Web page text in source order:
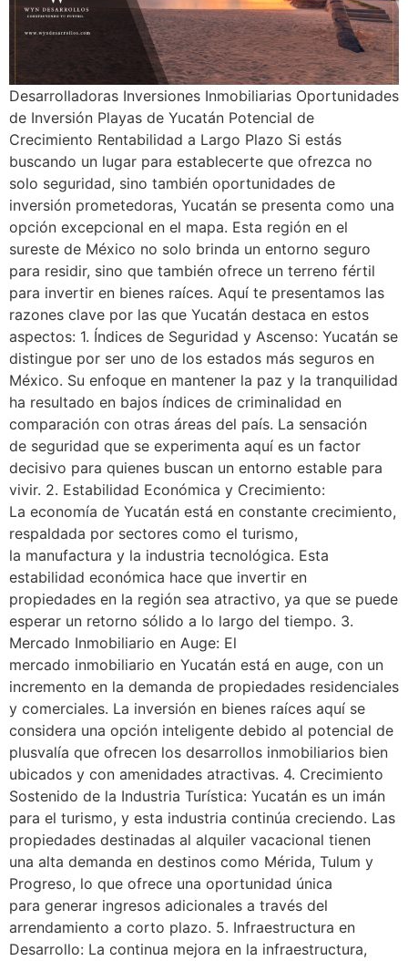
Desarrolladoras Inversiones Inmobiliarias Oportunidades
de Inversión Playas de Yucatán Potencial de
Crecimiento Rentabilidad a Largo Plazo Si estás
buscando un lugar para establecerte que ofrezca no
solo seguridad, sino también oportunidades de
inversión prometedoras, Yucatán se presenta como una
opción excepcional en el mapa. Esta región en el
sureste de México no solo brinda un entorno seguro
para residir, sino que también ofrece un terreno fértil
para invertir en bienes raíces. Aquí te presentamos las
razones clave por las que Yucatán destaca en estos
aspectos: 1. Índices de Seguridad y Ascenso: Yucatán se
distingue por ser uno de los estados más seguros en
México. Su enfoque en mantener la paz y la tranquilidad
ha resultado en bajos índices de criminalidad en
comparación con otras áreas del país. La sensación
de seguridad que se experimenta aquí es un factor
decisivo para quienes buscan un entorno estable para
vivir. 2. Estabilidad Económica y Crecimiento:
La economía de Yucatán está en constante crecimiento,
respaldada por sectores como el turismo,
la manufactura y la industria tecnológica. Esta
estabilidad económica hace que invertir en
propiedades en la región sea atractivo, ya que se puede
esperar un retorno sólido a lo largo del tiempo. 3.
Mercado Inmobiliario en Auge: El
mercado inmobiliario en Yucatán está en auge, con un
incremento en la demanda de propiedades residenciales
y comerciales. La inversión en bienes raíces aquí se
considera una opción inteligente debido al potencial de
plusvalía que ofrecen los desarrollos inmobiliarios bien
ubicados y con amenidades atractivas. 4. Crecimiento
Sostenido de la Industria Turística: Yucatán es un imán
para el turismo, y esta industria continúa creciendo. Las
propiedades destinadas al alquiler vacacional tienen
una alta demanda en destinos como Mérida, Tulum y
Progreso, lo que ofrece una oportunidad única
para generar ingresos adicionales a través del
arrendamiento a corto plazo. 5. Infraestructura en
Desarrollo: La continua mejora en la infraestructura,